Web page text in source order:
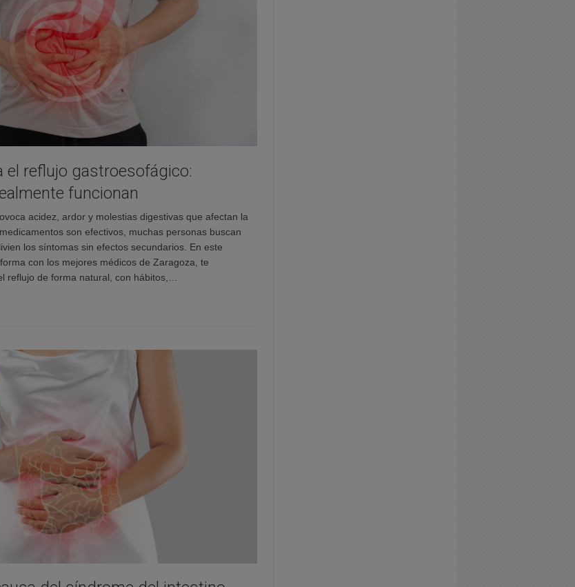
el reflujo gastroesofágico:
funcionan
acidez, ardor y molestias digestivas que afectan la
son efectivos, muchas personas buscan
los síntomas sin efectos secundarios. En este
con los mejores médicos de Zaragoza, te
reflujo de forma natural, con hábitos,…